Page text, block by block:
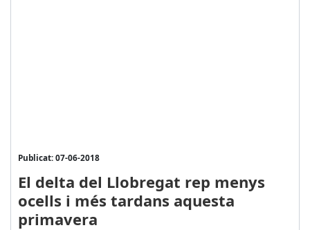
Publicat: 07-06-2018
El delta del Llobregat rep menys
ocells i més tardans aquesta
primavera